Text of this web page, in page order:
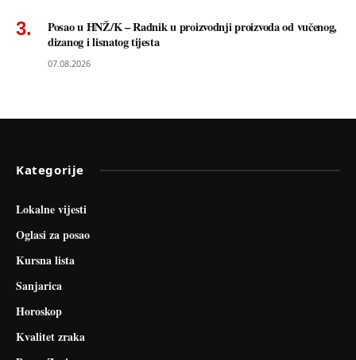
Posao u HNŽ/K – Radnik u proizvodnji proizvoda od vučenog,
dizanog i lisnatog tijesta
07.08.2026
Kategorije
Lokalne vijesti
Oglasi za posao
Kursna lista
Sanjarica
Horoskop
Kvalitet zraka